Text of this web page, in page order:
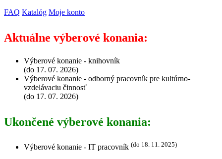
FAQ Katalóg Moje konto
Aktuálne výberové konania:
Výberové konanie - knihovník
(do 17. 07. 2026)
Výberové konanie - odborný pracovník pre kultúrno-
vzdelávaciu činnosť
(do 17. 07. 2026)
Ukončené výberové konania:
Výberové konanie - IT pracovník (do 18. 11. 2025)